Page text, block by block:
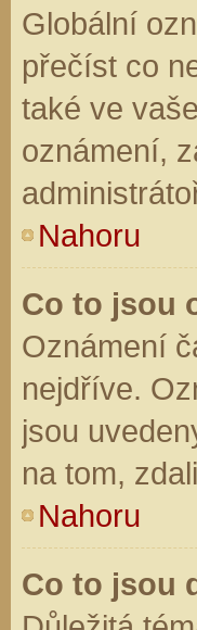
Globální
přečíst co
také ve
oznámení,
Nahoru
Co to jsou
Oznámení
nejdříve.
jsou
na tom,
Nahoru
Co to jsou